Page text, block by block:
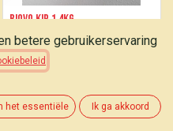
BIOVO Kip 1.4kg
betere gebruikerservaring
het essentiële Ik ga akkoord